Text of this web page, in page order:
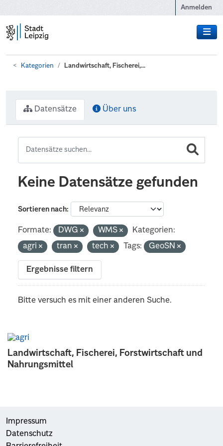
Anmelden
Kategorien Landwirtschaft, Fischerei,...
Landwirtschaft, Fischerei, Forstwirtschaft und
Nahrungsmittel
Datensätze Über uns
Keine Datensätze gefunden
Sortieren nach
Formate: DWG WMS
Kategorien:
agri
tran tech Tags: GeoSN
Ergebnisse filtern
Bitte versuch es mit einer anderen Suche.
Impressum
Datenschutz